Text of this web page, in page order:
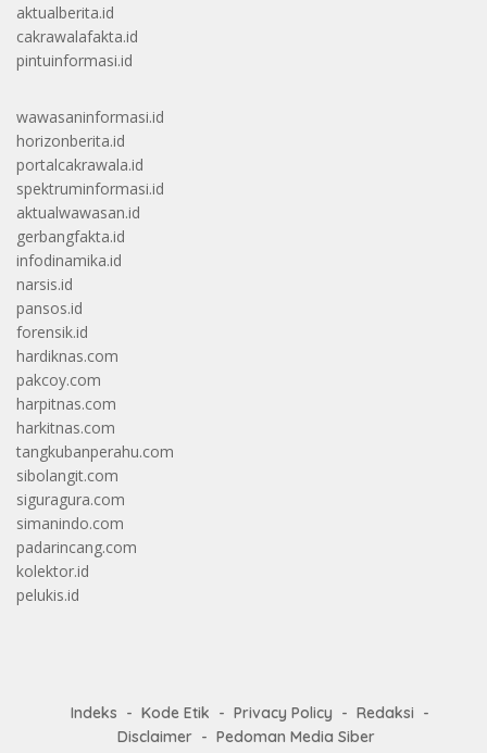
aktualberita.id
cakrawalafakta.id
pintuinformasi.id
wawasaninformasi.id
horizonberita.id
portalcakrawala.id
spektruminformasi.id
aktualwawasan.id
gerbangfakta.id
infodinamika.id
narsis.id
pansos.id
forensik.id
hardiknas.com
pakcoy.com
harpitnas.com
harkitnas.com
tangkubanperahu.com
sibolangit.com
siguragura.com
simanindo.com
padarincang.com
kolektor.id
pelukis.id
Indeks Kode Etik Privacy Policy
Redaksi
Disclaimer
Pedoman Media Siber